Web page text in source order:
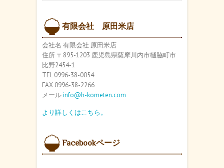
ブ
有限会社 原田米店
会社名 有限会社 原田米店
住所 〒895-1203 鹿児島県薩摩川内市樋脇町市
比野2454-1
TEL 0996-38-0054
FAX 0996-38-2266
メールinfo@h-kometen.com
より詳しくはこちら。
Facebookページ